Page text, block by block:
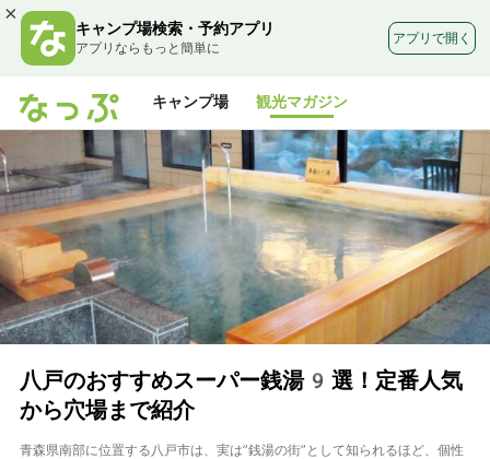
×
キャンプ場検索・予約アプリ
アプリならもっと簡単に
アプリで開く
キャンプ場 観光マガジン
八戸のおすすめスーパー銭湯9選！定番人気
から穴場まで紹介
青森県南部に位置する八戸市は、実は”銭湯の街”として知られるほど、個性